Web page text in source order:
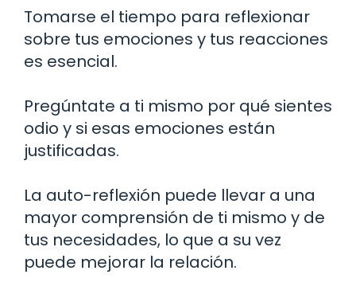
Tomarse el tiempo para reflexionar
sobre tus emociones y tus reacciones
es esencial.
Pregúntate a ti mismo por qué sientes
odio y si esas emociones están
justificadas.
La auto-reflexión puede llevar a una
mayor comprensión de ti mismo y de
tus necesidades, lo que a su vez
puede mejorar la relación.